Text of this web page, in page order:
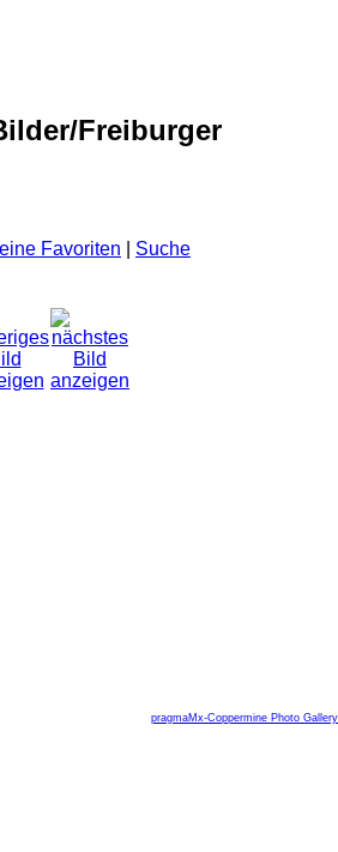
Freiburger
Favoriten Suche
pragmaMx-Coppermine Photo Gallery